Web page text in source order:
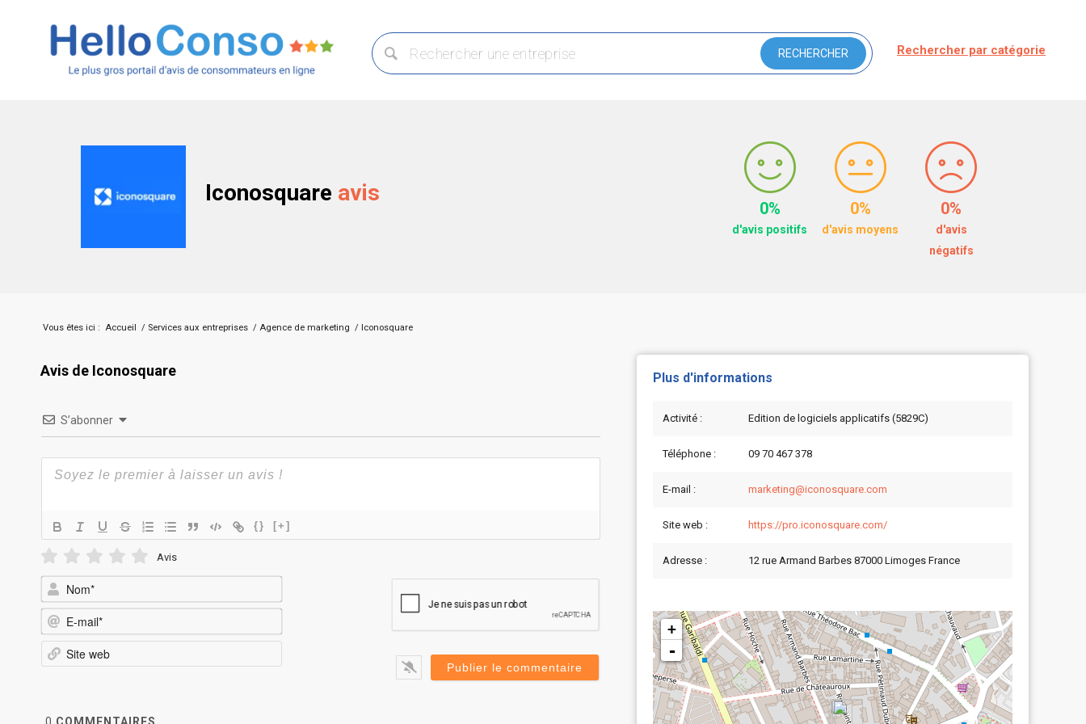
Rechercher par catégorie
Iconosquare avis
0%
d'avis positifs
0%
d'avis moyens
0%
d'avis
négatifs
Vous êtes ici : Accueil / Services aux entreprises / Agence de marketing / Iconosquare
Avis de Iconosquare
S’abonner
{} [+]
Avis
mail*
Plus d'informations
Activité : Edition de logiciels applicatifs (5829C)
Téléphone : 09 70 467 378
E-mail : marketing@iconosquare.com
Site web : https://pro.iconosquare.com/
Adresse : 12 rue Armand Barbes 87000 Limoges France
+
-